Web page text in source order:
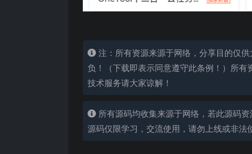
注：所有资源来源于网络，分享目的仅
负！（下载即表示同意遵守此条例！）所
技术服务请大家谅解！
所有源码均收集来源于网络，若此源码
源码仅限学习，交流使用，请勿上线或非法